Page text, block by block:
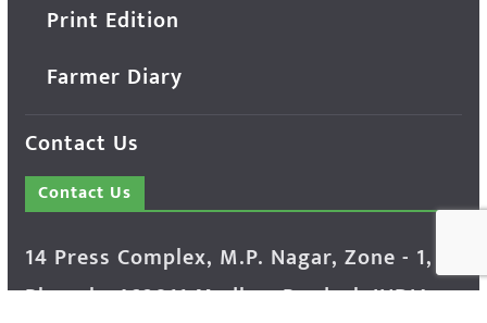
Print Edition
Farmer Diary
Contact Us
Contact Us
14 Press Complex, M.P. Nagar, Zone - 1,
Bhopal - 462011 Madhya Pradesh INDIA ---